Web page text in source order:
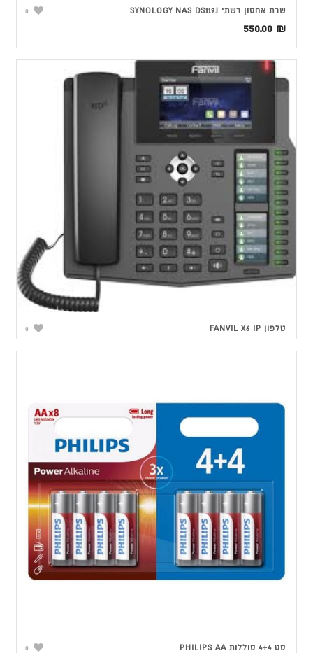
0 שרת אחסון רשתי SYNOLOGY NAS DS119J
550.00 ₪
0 טלפון FANVIL X6 IP
0 סט 4+4 סוללות PHILIPS AA